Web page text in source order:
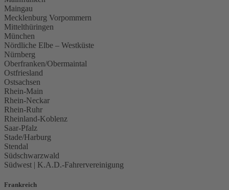
Maingau
Mecklenburg Vorpommern
Mittelthüringen
München
Nördliche Elbe – Westküste
Nürnberg
Oberfranken/Obermaintal
Ostfriesland
Ostsachsen
Rhein-Main
Rhein-Neckar
Rhein-Ruhr
Rheinland-Koblenz
Saar-Pfalz
Stade/Harburg
Stendal
Südschwarzwald
Südwest | K.A.D.-Fahrervereinigung
Frankreich